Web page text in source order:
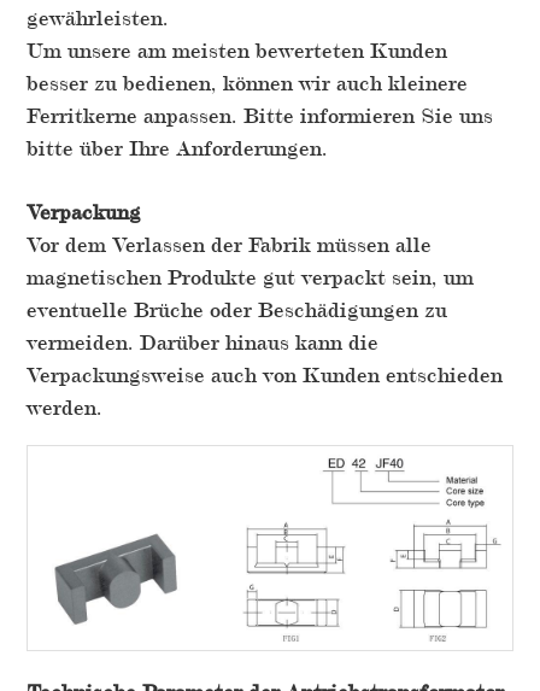
gewährleisten.
Um unsere am meisten bewerteten Kunden
besser zu bedienen, können wir auch kleinere
Ferritkerne anpassen. Bitte informieren Sie uns
bitte über Ihre Anforderungen.
Verpackung
Vor dem Verlassen der Fabrik müssen alle
magnetischen Produkte gut verpackt sein, um
eventuelle Brüche oder Beschädigungen zu
vermeiden. Darüber hinaus kann die
Verpackungsweise auch von Kunden entschieden
werden.